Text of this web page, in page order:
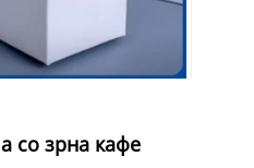
со зрна кафе